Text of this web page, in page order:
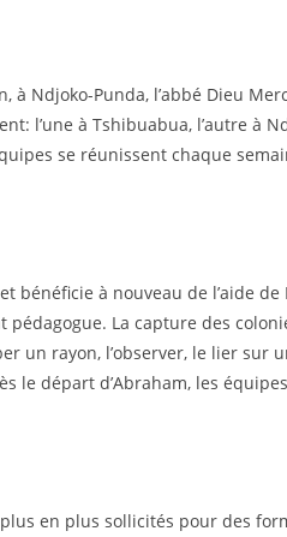
Ndjoko-Punda, l’abbé Dieu
l’une à Tshibuabua, l’autre à
se réunissent chaque
à nouveau de l’aide
La capture des
un rayon, l’observer, le lier
le départ d’Abraham, les
en plus sollicités pour des